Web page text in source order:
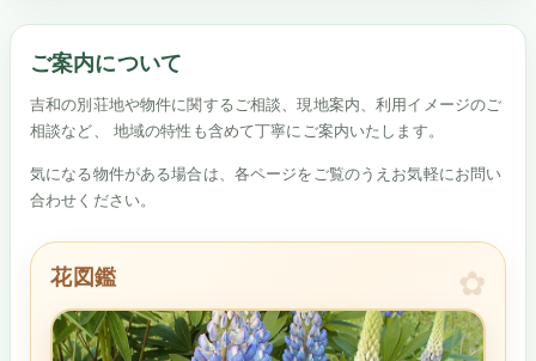
ご案内について
吉和の別荘地や物件に関するご相談、現地案内、利用イメージのご
相談など、 地域の特性も含めて丁寧にご案内いたします。
気になる物件がある場合は、各ページをご覧のうえお気軽にお問い
合わせください。
花図鑑